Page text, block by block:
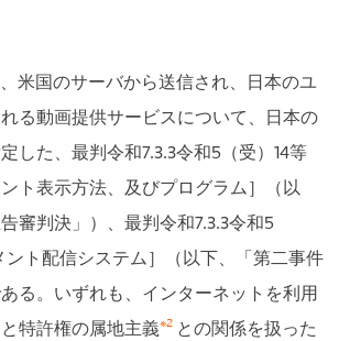
米国のサーバから送信され、日本のユ
る動画提供サービスについて、日本の
した、最判令和7.3.3令和5（受）14等
ント表示方法、及びプログラム］（以
審判決」）、最判令和7.3.3令和5
ント配信システム］（以下、「第二事件
る。いずれも、インターネットを利用
特許権の属地主義※2 との関係を扱った